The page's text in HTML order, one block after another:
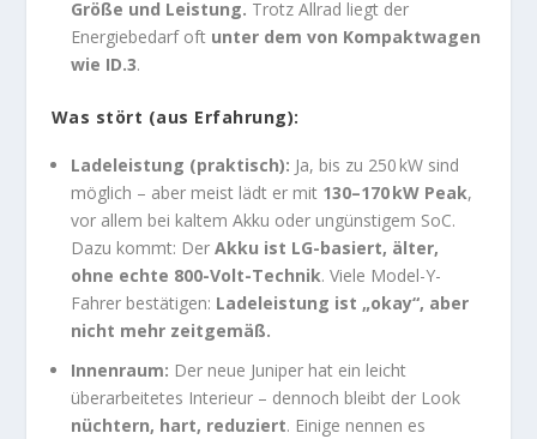
Größe und Leistung. Trotz Allrad liegt der
Energiebedarf oft unter dem von Kompaktwagen
wie ID.3.
Was stört (aus Erfahrung):
Ladeleistung (praktisch): Ja, bis zu 250 kW sind
möglich – aber meist lädt er mit 130–170 kW Peak,
vor allem bei kaltem Akku oder ungünstigem SoC.
Dazu kommt: Der Akku ist LG-basiert, älter,
ohne echte 800-Volt-Technik. Viele Model-Y-
Fahrer bestätigen: Ladeleistung ist „okay“, aber
nicht mehr zeitgemäß.
Innenraum: Der neue Juniper hat ein leicht
überarbeitetes Interieur – dennoch bleibt der Look
nüchtern, hart, reduziert. Einige nennen es